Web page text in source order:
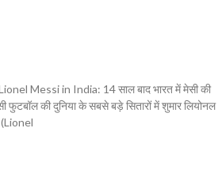
Messi in India: 14 साल बाद भारत में मेसी की
फुटबॉल की दुनिया के सबसे बड़े सितारों में शुमार लियोनल
(Lionel